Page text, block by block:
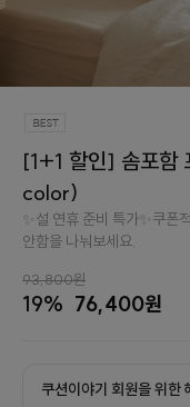
[1+1 할인] 솜포함
color)
✨설 연휴 준비 특가✨쿠폰
안함을 나눠보세요.
93,800원
19% 76,400원
쿠션이야기 회원을 위한